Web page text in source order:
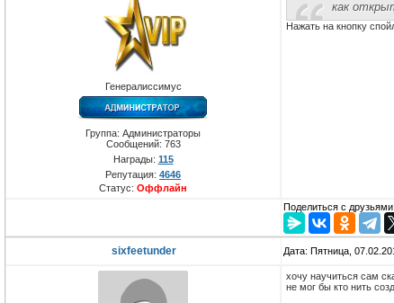
Генералиссимус
Группа: Администраторы
Сообщений: 763
Награды: 115
Репутация: 4646
Статус: Оффлайн
как
Нажать на кнопку
Поделиться с друзьями:
sixfeetunder Дата: Пятница,
хочу научиться сам
не мог бы кто нить